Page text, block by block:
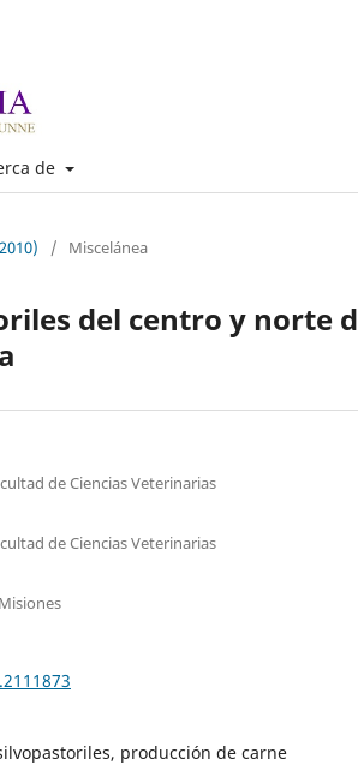
de
/ Miscelánea
del centro y norte
de Ciencias Veterinarias
de Ciencias Veterinarias
producción de carne